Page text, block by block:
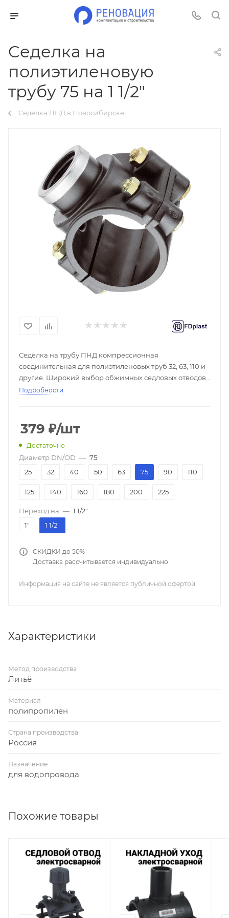
Cеделка на
полиэтиленовую
трубу 75 на 1 1/2"
Седелка ПНД в Новосибирске
Седелка на трубу ПНД компрессионная
соединительная для полиэтиленовых труб 32, 63, 110 и
другие. Широкий выбор обжимных седловых отводов
по низким ценам в доставка по России, скидки при
Подробности
379 ₽/шт
Достаточно
Диаметр DN/OD — 75
25
32 40 50 63 75 90 110
125 140 160 180 200 225
Переход на — 1 1/2"
1"
1 1/2"
СКИДКИ до 50%
Доставка рассчитывается индивидуально
Информация на сайте не является публичной офертой
Характеристики
Метод производства
Литьё
Материал
полипропилен
Страна производства
Россия
Назначение
для водопровода
Похожие товары